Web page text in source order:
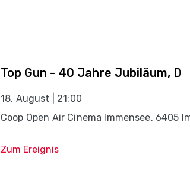
Top Gun - 40 Jahre Jubiläum, D
18. August | 21:00
Coop Open Air Cinema Immensee, 6405
Zum Ereignis